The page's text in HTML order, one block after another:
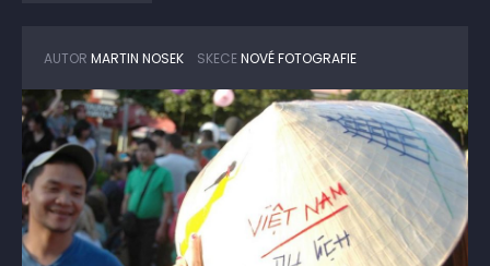
AUTOR MARTIN NOSEK SKECENOVÉ FOTOGRAFIE